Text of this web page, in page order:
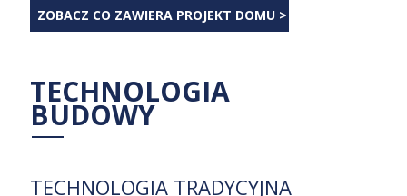
BUDOWY
(MUROWANA)